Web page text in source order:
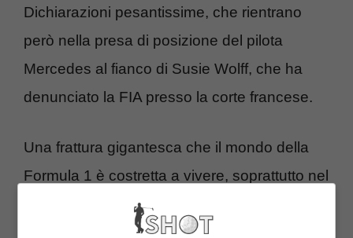
Dichiarazioni pesantissime, che rientrano
però nella presa di posizione del pilota
Mercedes al fianco di Susie Wolff, che ha
denunciato la FIA presso la corte francese.
Una frattura gigantesca che il mondo della
Formula 1 è costretta a vivere, soprattutto nel
momento in cui anche altre problematiche
indirette, come la crisi interna alla Red Bull,